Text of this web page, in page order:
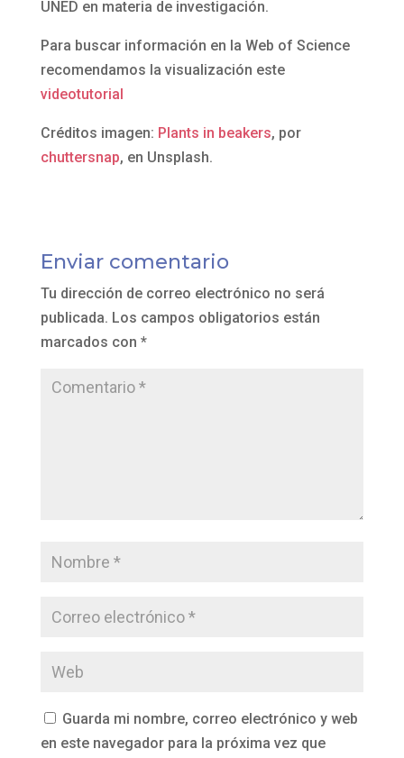
UNED en materia de investigación.
Para buscar información en la Web of Science
recomendamos la visualización este
videotutorial
Créditos imagen: Plants in beakers, por
chuttersnap, en Unsplash.
Enviar comentario
Tu dirección de correo electrónico no será
publicada. Los campos obligatorios están
marcados con *
Guarda mi nombre, correo electrónico y web
en este navegador para la próxima vez que